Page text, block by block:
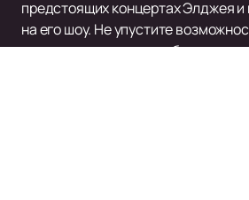
предстоящих концертах Элджея и
на его шоу. Не упустите
этого музыкального события и